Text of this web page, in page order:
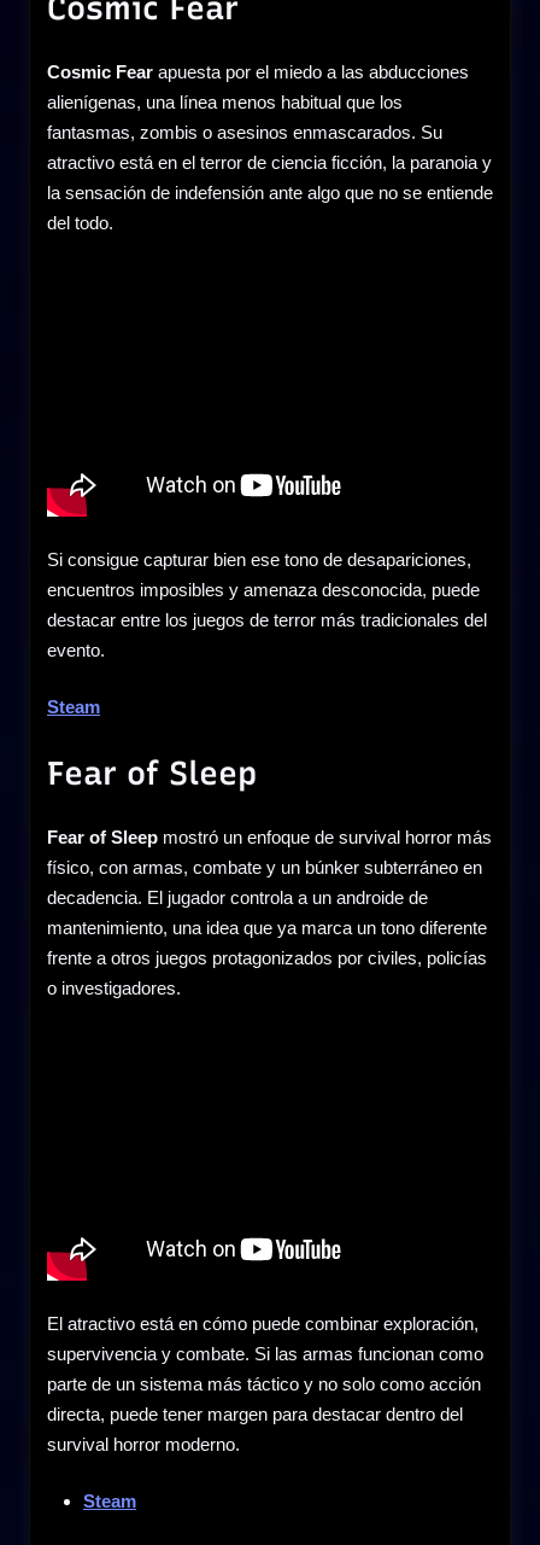
Cosmic Fear
Cosmic Fear apuesta por el miedo a las abducciones
alienígenas, una línea menos habitual que los
fantasmas, zombis o asesinos enmascarados. Su
atractivo está en el terror de ciencia ficción, la paranoia y
la sensación de indefensión ante algo que no se entiende
del todo.
Si consigue capturar bien ese tono de desapariciones,
encuentros imposibles y amenaza desconocida, puede
destacar entre los juegos de terror más tradicionales del
evento.
Steam
Fear of Sleep
Fear of Sleep mostró un enfoque de survival horror más
físico, con armas, combate y un búnker subterráneo en
decadencia. El jugador controla a un androide de
mantenimiento, una idea que ya marca un tono diferente
frente a otros juegos protagonizados por civiles, policías
o investigadores.
El atractivo está en cómo puede combinar exploración,
supervivencia y combate. Si las armas funcionan como
parte de un sistema más táctico y no solo como acción
directa, puede tener margen para destacar dentro del
survival horror moderno.
Steam